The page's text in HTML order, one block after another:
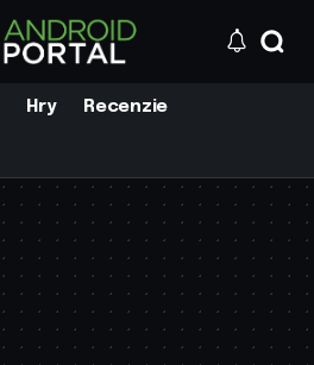
Hry Recenzie